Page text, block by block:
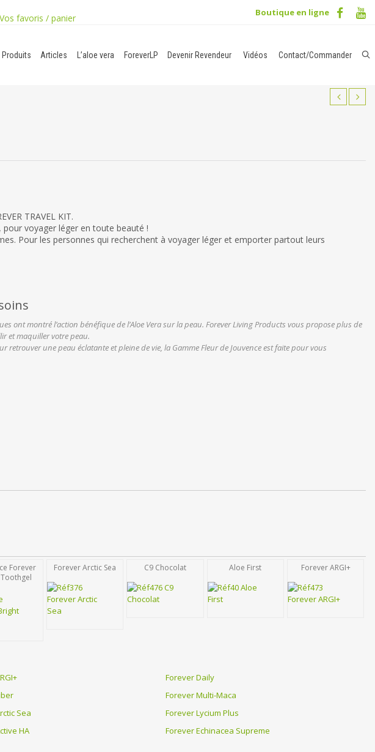
Vos favoris / panier Boutique en ligne
Produits Articles L’aloe vera ForeverLP Devenir Revendeur Vidéos Contact/Commander
TRAVEL KIT.
pour voyager léger en toute beauté !
Pour les personnes qui recherchent à voyager léger et emporter partout leurs
ont montré l’action bénéfique de l’Aloe Vera sur la peau. Forever Living Products vous propose plus de
et maquiller votre peau.
retrouver une peau éclatante et pleine de vie, la Gamme Fleur de Jouvence est faite pour vous
Forever
Forever Arctic Sea C9 Chocolat Aloe First Forever ARGI+
Forever Daily
Forever Multi-Maca
Sea
Forever Lycium Plus
HA Forever Echinacea Supreme